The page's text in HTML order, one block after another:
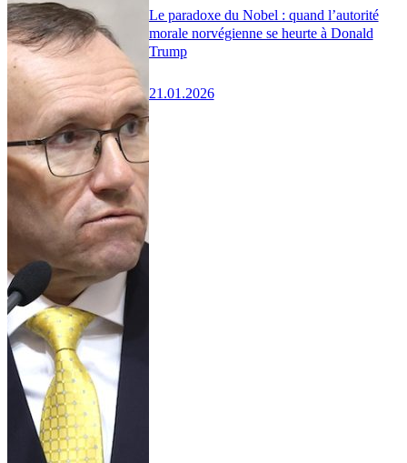
Le paradoxe du Nobel : quand l’autorité
morale norvégienne se heurte à Donald
Trump
21.01.2026